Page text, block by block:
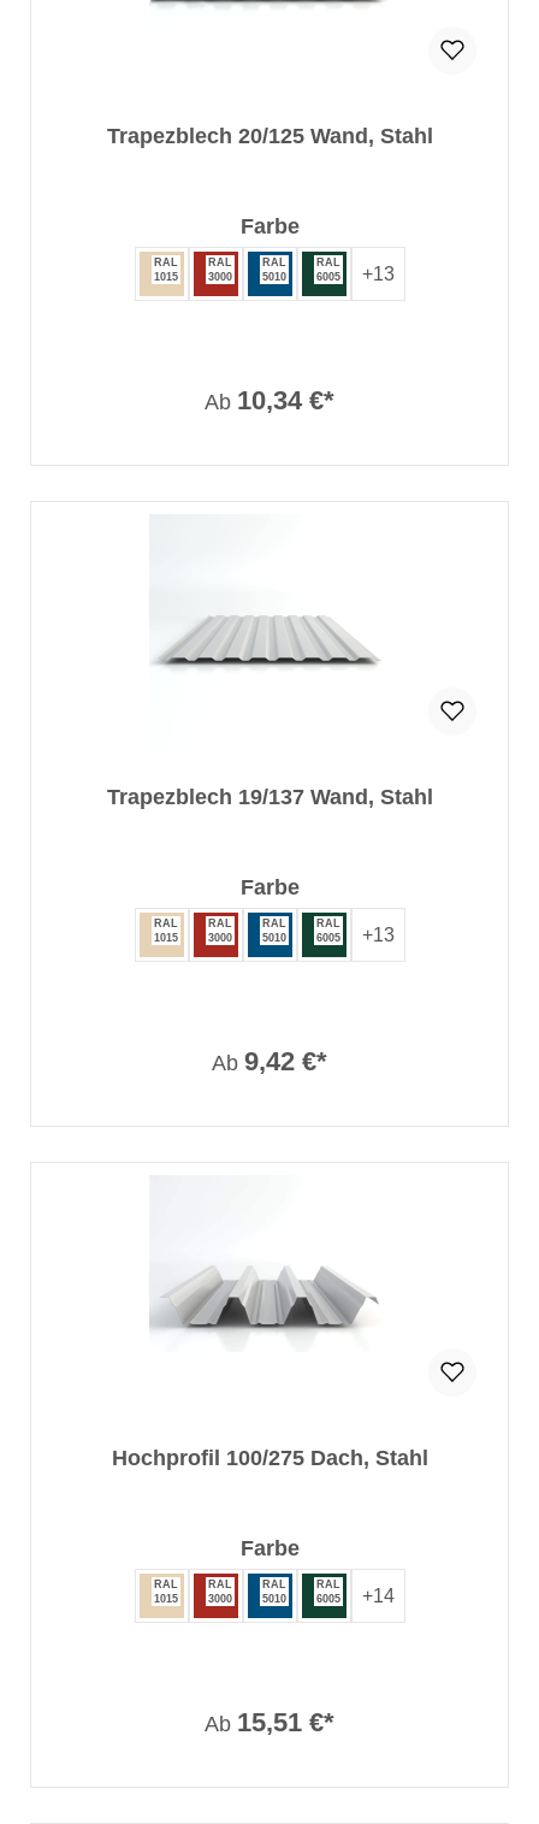
Trapezblech 20/125 Wand, Stahl
Farbeauswählen
RAL
1015
RAL
3000
RAL
5010
RAL
6005
+13
Ab 10,34 €*
Trapezblech 19/137 Wand, Stahl
Farbeauswählen
RAL
1015
RAL
3000
RAL
5010
RAL
6005
+13
Ab 9,42 €*
Hochprofil 100/275 Dach, Stahl
Farbeauswählen
RAL
1015
RAL
3000
RAL
5010
RAL
6005
+14
Ab 15,51 €*